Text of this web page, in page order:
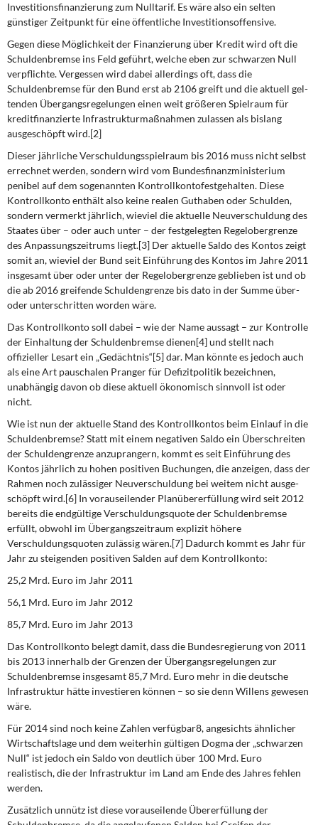
Rosa-Luxemburg-Stiftung
Über mich
Kontakt
Investitionsfinanzierung zum Nulltarif. Es wäre also ein selten
günstiger Zeitpunkt für eine öffentliche Investitionsoffensive.
Gegen diese Möglichkeit der Finanzierung über Kredit wird oft die
Schuldenbremse ins Feld geführt, welche eben zur schwarzen Null
verpflichte. Vergessen wird dabei aller­dings oft, dass die
Schuldenbremse für den Bund erst ab 2106 greift und die aktuell gel­
tenden Übergangsregelungen einen weit größeren Spielraum für
kreditfinanzierte Infra­strukturmaßnahmen zulassen als bislang
ausgeschöpft wird.[2]
Dieser jährliche Verschuldungsspielraum bis 2016 muss nicht selbst
errechnet werden, sondern wird vom Bundesfinanzministerium
penibel auf dem sogenannten Kontrollkontofestgehalten. Diese
Kontrollkonto enthält also keine realen Guthaben oder Schulden,
sondern vermerkt jährlich, wieviel die aktuelle Neuverschuldung des
Staates über – o­der auch unter – der festgelegten Regelobergrenze
des Anpassungszeitrums liegt.[3] Der aktuelle Saldo des Kontos zeigt
somit an, wieviel der Bund seit Einführung des Kontos im Jahre 2011
insgesamt über oder unter der Regelobergrenze geblieben ist und ob
die ab 2016 greifende Schuldengrenze bis dato in der Summe über-
oder unterschritten worden wäre.
Das Kontrollkonto soll dabei – wie der Name aussagt – zur Kontrolle
der Einhaltung der Schuldenbremse dienen[4] und stellt nach
offizieller Lesart ein „Gedächtnis“[5] dar. Man könnte es jedoch auch
als eine Art pauschalen Pranger für Defizitpolitik bezeichnen,
unabhängig davon ob diese aktuell ökonomisch sinnvoll ist oder
nicht.
Wie ist nun der aktuelle Stand des Kontrollkontos beim Einlauf in die
Schuldenbremse? Statt mit einem negativen Saldo ein Überschreiten
der Schuldengrenze anzuprangern, kommt es seit Einführung des
Kontos jährlich zu hohen positiven Buchungen, die an­zeigen, dass der
Rahmen noch zulässiger Neuverschuldung bei weitem nicht ausge­
schöpft wird.[6] In vorauseilender Planübererfüllung wird seit 2012
bereits die endgültige Verschuldungsquote der Schuldenbremse
erfüllt, obwohl im Übergangszeitraum explizit höhere
Verschuldungsquoten zulässig wären.[7] Dadurch kommt es Jahr für
Jahr zu stei­genden positiven Salden auf dem Kontrollkonto:
25,2 Mrd. Euro im Jahr 2011
56,1 Mrd. Euro im Jahr 2012
85,7 Mrd. Euro im Jahr 2013
Das Kontrollkonto belegt damit, dass die Bundesregierung von 2011
bis 2013 innerhalb der Grenzen der Übergangsregelungen zur
Schuldenbremse insgesamt 85,7 Mrd. Euro mehr in die deutsche
Infrastruktur hätte investieren können – so sie denn Willens gewe­sen
wäre.
Für 2014 sind noch keine Zahlen verfügbar8, angesichts ähnlicher
Wirtschaftslage und dem weiterhin gültigen Dogma der „schwarzen
Null“ ist jedoch ein Saldo von deutlich über 100 Mrd. Euro
realistisch, die der Infrastruktur im Land am Ende des Jahres feh­len
werden.
Zusätzlich unnütz ist diese vorauseilende Übererfüllung der